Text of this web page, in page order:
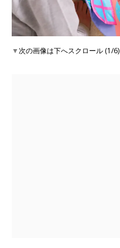
▼次の画像は下へスクロール (1/6)